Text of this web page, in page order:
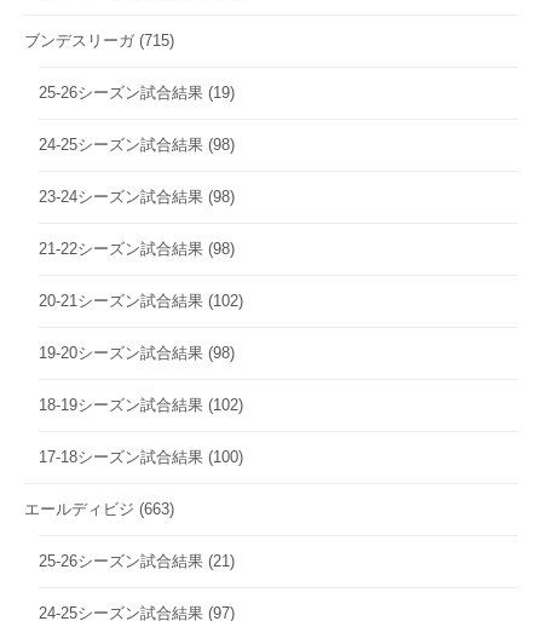
ブンデスリーガ (715)
25-26シーズン試合結果 (19)
24-25シーズン試合結果 (98)
23-24シーズン試合結果 (98)
21-22シーズン試合結果 (98)
20-21シーズン試合結果 (102)
19-20シーズン試合結果 (98)
18-19シーズン試合結果 (102)
17-18シーズン試合結果 (100)
エールディビジ (663)
25-26シーズン試合結果 (21)
24-25シーズン試合結果 (97)